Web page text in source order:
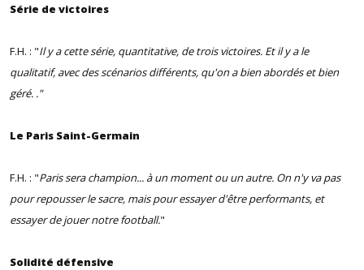
Série de victoires
F.H. : "Il y a cette série, quantitative, de trois victoires. Et il y a le
qualitatif, avec des scénarios différents, qu'on a bien abordés et bien
géré. ."
Le Paris Saint-Germain
F.H. : "Paris sera champion... à un moment ou un autre. On n'y va pas
pour repousser le sacre, mais pour essayer d'être performants, et
essayer de jouer notre football."
Solidité défensive